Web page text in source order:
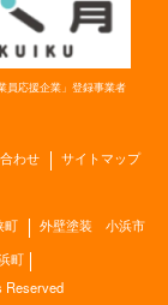
員応援企業」 登録事業者
わせ
サイトマップ
町
外壁塗装 小浜市
町
Reserved